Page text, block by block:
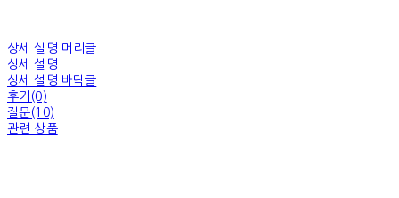
상세 설명 머리글
상세 설명
상세 설명 바닥글
후기(0)
질문(10)
관련 상품